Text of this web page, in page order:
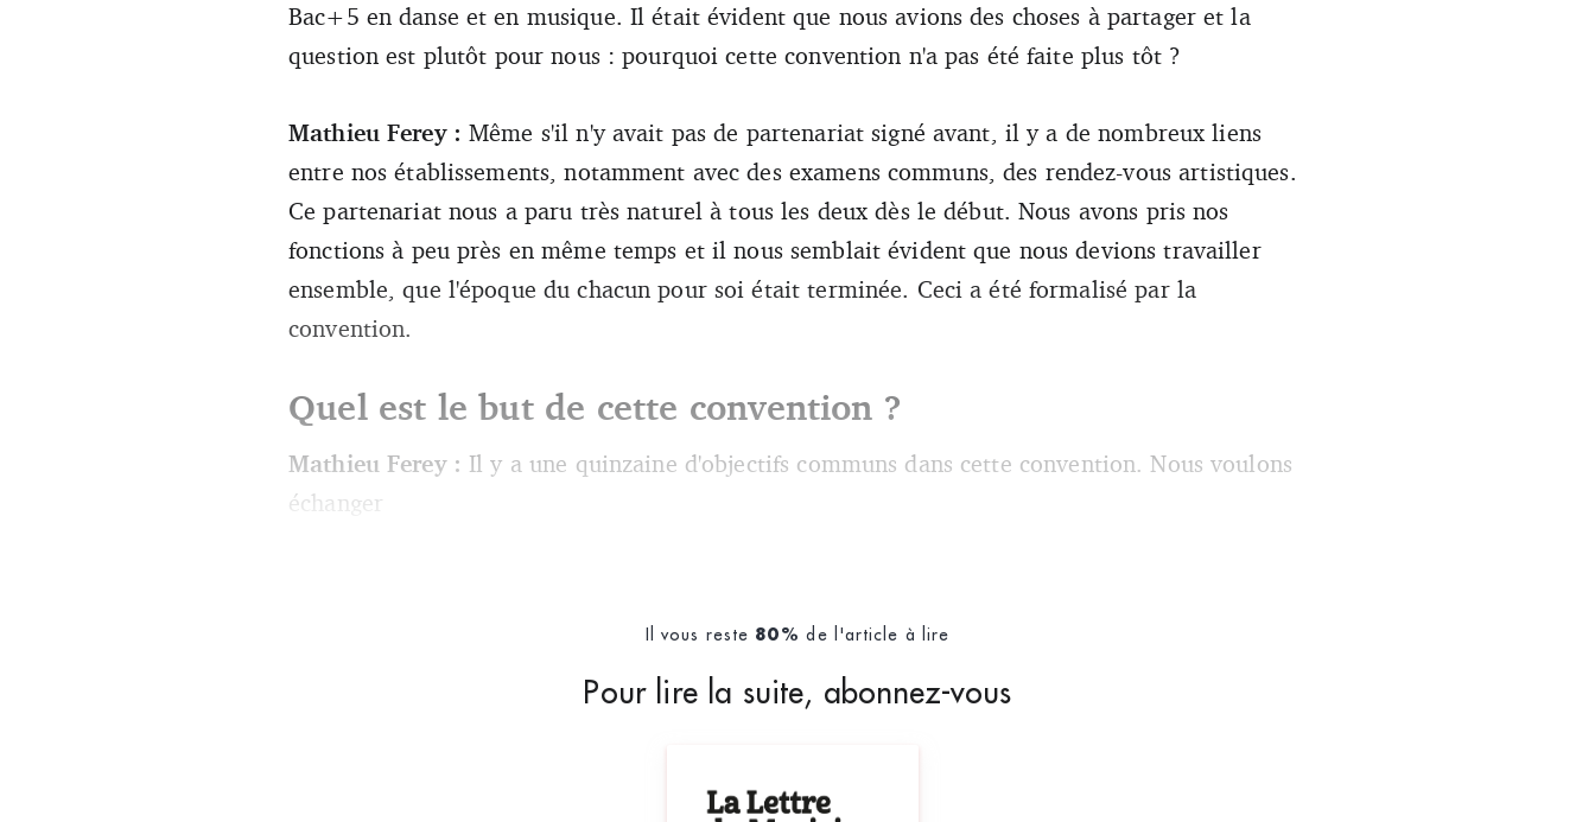
Bac+5 en danse et en musique. Il était évident que nous avions des choses à partager et la
question est plutôt pour nous : pourquoi cette convention n'a pas été faite plus tôt ?
Mathieu Ferey : Même s'il n'y avait pas de partenariat signé avant, il y a de nombreux liens
entre nos établissements, notamment avec des examens communs, des rendez-vous artistiques.
Ce partenariat nous a paru très naturel à tous les deux dès le début. Nous avons pris nos
fonctions à peu près en même temps et il nous semblait évident que nous devions travailler
ensemble, que l'époque du chacun pour soi était terminée. Ceci a été formalisé par la
convention.
Quel est le but de cette convention ?
Mathieu Ferey : Il y a une quinzaine d'objectifs communs dans cette convention. Nous voulons
échanger
Il vous reste 80% de l'article à lire
Pour lire la suite, abonnez-vous